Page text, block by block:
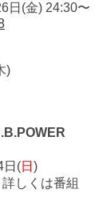
日(金) 24:30〜
)
日(日 )
しくは番組